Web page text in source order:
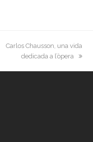
next
Carlos Chausson, una vida
dedicada a l’òpera